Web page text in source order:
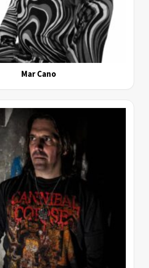
Mar Cano